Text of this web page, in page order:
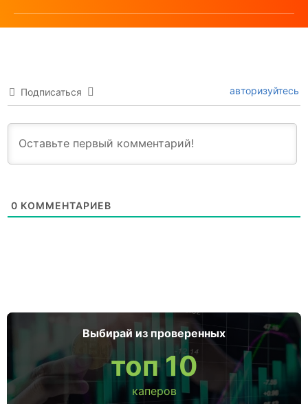
Подписаться авторизуйтесь
0 КОММЕНТАРИЕВ
Выбирай из проверенных
топ 10
каперов